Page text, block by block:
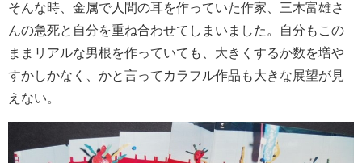
そんな時、金属で人間の耳を作っていた作家、三木富雄さ
んの急死と自分を重ね合わせてしまいました。自分もこの
ままリアルな男根を作っていても、大きくするか数を増や
すかしかなく、かと言ってカラフル作品も大きな展望が見
えない。